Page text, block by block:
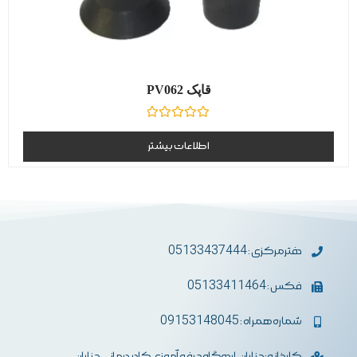
قاپک PV062
از
5
اطلاعات بیشتر
دفترمرکزی : 05133437444
فکس : 05133411464
شماره همراه : 09153148045